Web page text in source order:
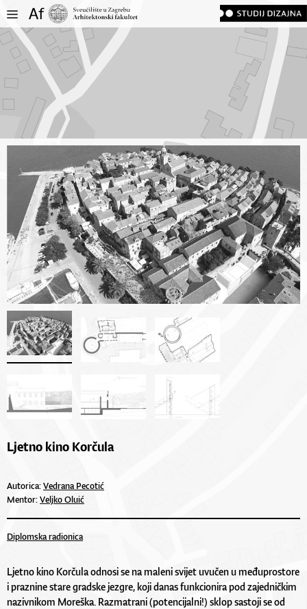
Ljetno kino Korčula
Autorica:Vedrana Pecotić
Mentor:Veljko Oluić
Diplomska radionica
Ljetno kino Korčula odnosi se na maleni svijet uvučen u međuprostore
i praznine stare gradske jezgre, koji danas funkcionira pod zajedničkim
nazivnikom Moreška. Razmatrani (potencijalni!) sklop sastoji se od